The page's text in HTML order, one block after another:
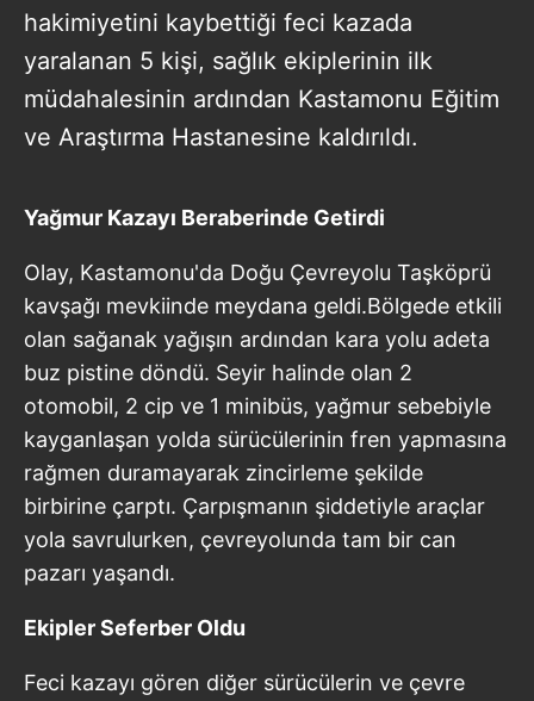
hakimiyetini kaybettiği feci kazada
yaralanan 5 kişi, sağlık ekiplerinin ilk
müdahalesinin ardından Kastamonu Eğitim
ve Araştırma Hastanesine kaldırıldı.
Yağmur Kazayı Beraberinde Getirdi
Olay, Kastamonu'da Doğu Çevreyolu Taşköprü
kavşağı mevkiinde meydana geldi.Bölgede etkili
olan sağanak yağışın ardından kara yolu adeta
buz pistine döndü. Seyir halinde olan 2
otomobil, 2 cip ve 1 minibüs, yağmur sebebiyle
kayganlaşan yolda sürücülerinin fren yapmasına
rağmen duramayarak zincirleme şekilde
birbirine çarptı. Çarpışmanın şiddetiyle araçlar
yola savrulurken, çevreyolunda tam bir can
pazarı yaşandı.
Ekipler Seferber Oldu
Feci kazayı gören diğer sürücülerin ve çevre